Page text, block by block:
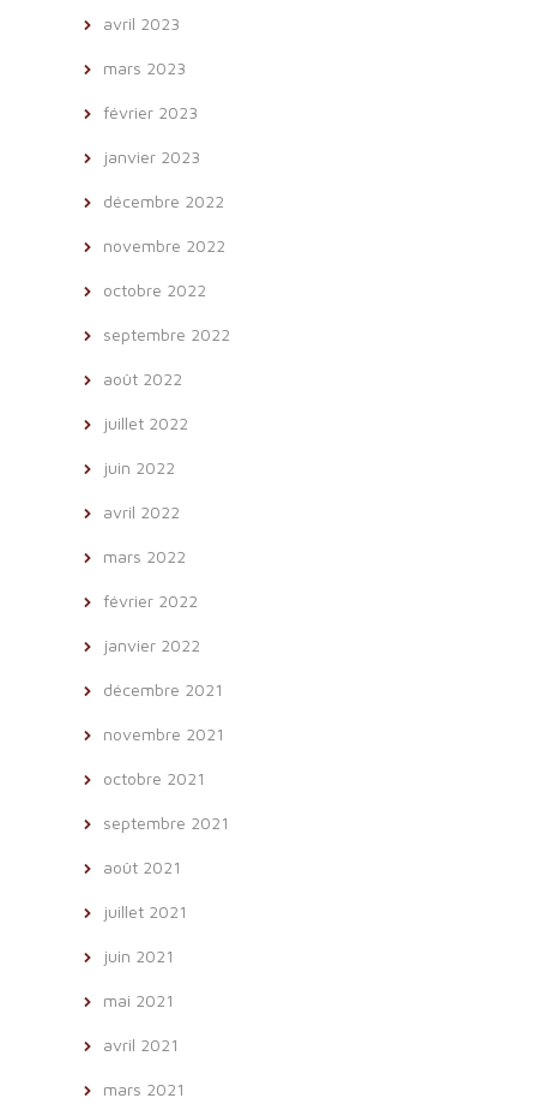
avril 2023
mars 2023
février 2023
janvier 2023
décembre 2022
novembre 2022
octobre 2022
septembre 2022
août 2022
juillet 2022
juin 2022
avril 2022
mars 2022
février 2022
janvier 2022
décembre 2021
novembre 2021
octobre 2021
septembre 2021
août 2021
juillet 2021
juin 2021
mai 2021
avril 2021
mars 2021